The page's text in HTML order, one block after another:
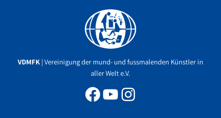
VDMFK | Vereinigung der mund- und fussmalenden Künstler in
aller Welt e.V.
Facebook
YouTube
Instagram